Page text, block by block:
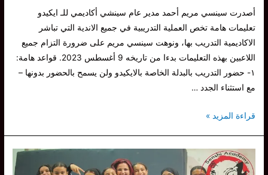
أصدرت سينسي مريم أحمد مدير عام سينشي أكاديمي للـ ايكيدو
تعليمات هامة تخص العملية التدريبية في جميع الاندية التي تباشر
الاكاديمية التدريب بها، ونوهت سينسي مريم على ضرورة التزام جميع
اللاعبين بهذه التعليمات بدءا من تاريخه 9 أغسطس 2023. قواعد هامة:
١- حضور التدريب بالبدلة الخاصة بالايكيدو ولن يسمح بالحضور بدونها –
مع استثناء الجدد …
سينسي
تصدر
قراءة المزيد »